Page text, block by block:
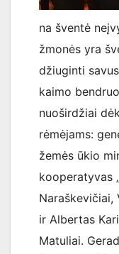
na šventė
žmonės yra
džiuginti
kaimo
nuoširdžiai
rėmėjams:
žemės ūkio
kooperatyvas
Naraškevičiai,
ir Albertas
Matuliai.